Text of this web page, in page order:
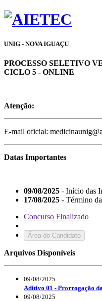
UNIG - NOVA IGUAÇU
PROCESSO SELETIVO
CICLO 5 - ONLINE
Atenção:
E-mail oficial:
Datas Importantes
09/08/2025 - Início das
17/08/2025 - Término
Concurso Finalizado
Área do Candidato
Arquivos Disponíveis
09/08/2025
Aditivo 01 - Prorrogação
09/08/2025